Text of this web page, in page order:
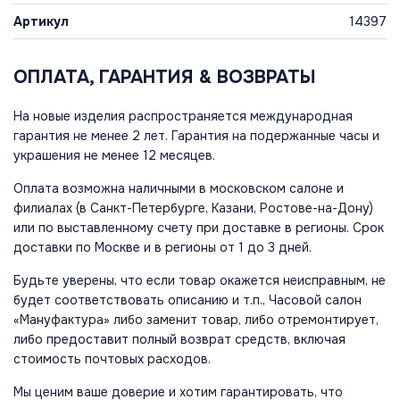
Артикул 14397
ОПЛАТА, ГАРАНТИЯ & ВОЗВРАТЫ
На новые изделия распространяется международная
гарантия не менее 2 лет. Гарантия на подержанные часы и
украшения не менее 12 месяцев.
Оплата возможна наличными в московском салоне и
филиалах (в Санкт-Петербурге, Казани, Ростове-на-Дону)
или по выставленному счету при доставке в регионы. Срок
доставки по Москве и в регионы от 1 до 3 дней.
Будьте уверены, что если товар окажется неисправным, не
будет соответствовать описанию и т.п., Часовой салон
«Мануфактура» либо заменит товар, либо отремонтирует,
либо предоставит полный возврат средств, включая
стоимость почтовых расходов.
Мы ценим ваше доверие и хотим гарантировать, что